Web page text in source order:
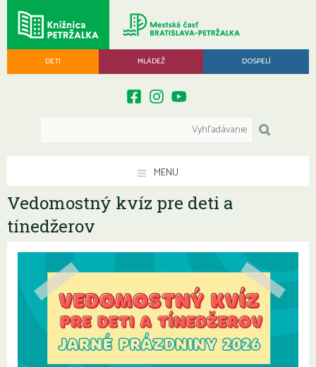
DETI MLÁDEŽ DOSPELÍ
MENU
Vedomostný kvíz pre deti a
tínedžerov